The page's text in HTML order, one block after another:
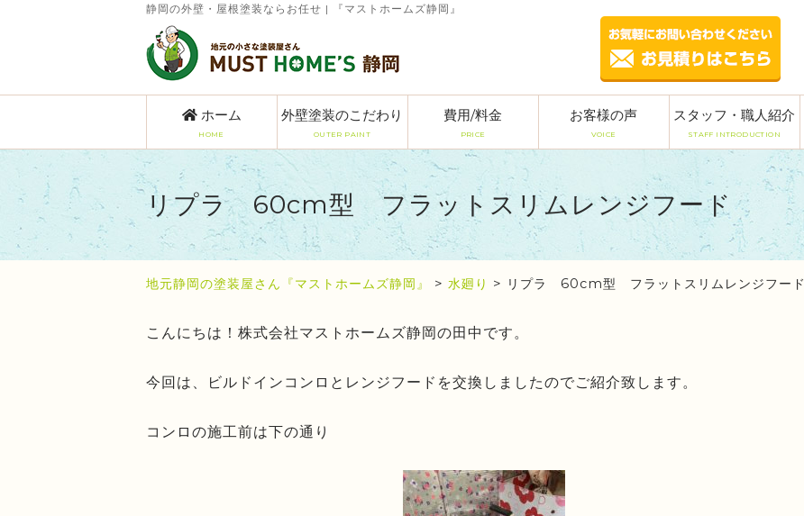
静岡の外壁・屋根塗装ならお任せ | 『マストホームズ静岡』
ホーム
HOME
外壁塗装のこだわり
OUTER PAINT
費用/料金
PRICE
お客様の声
VOICE
スタッフ・職人紹介
STAFF INTRODUCTION
リプラ 60cm型 フラットスリムレンジフード
地元静岡の塗装屋さん『マストホームズ静岡』 > 水廻り > リプラ 60cm型 フラットスリムレンジフード
こんにちは！株式会社マストホームズ静岡の田中です。
今回は、ビルドインコンロとレンジフードを交換しましたのでご紹介致します。
コンロの施工前は下の通り